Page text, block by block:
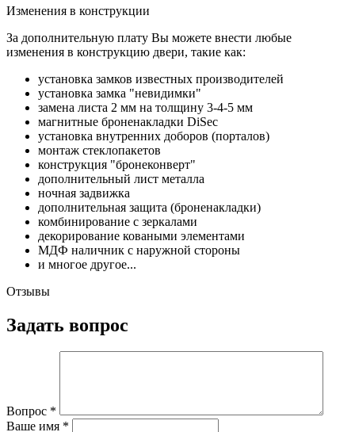
Изменения в конструкции
За дополнительную плату Вы можете внести любые
изменения в конструкцию двери, такие как:
установка замков известных производителей
установка замка "невидимки"
замена листа 2 мм на толщину 3-4-5 мм
магнитные броненакладки DiSec
установка внутренних доборов (порталов)
монтаж стеклопакетов
конструкция "бронеконверт"
дополнительный лист металла
ночная задвижка
дополнительная защита (броненакладки)
комбинирование с зеркалами
декорирование коваными элементами
МДФ наличник с наружной стороны
и многое другое...
Отзывы
Задать вопрос
Вопрос *
Ваше имя *